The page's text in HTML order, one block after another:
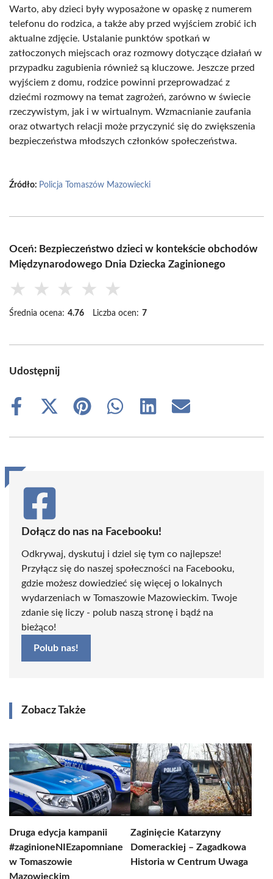
Warto, aby dzieci były wyposażone w opaskę z numerem
telefonu do rodzica, a także aby przed wyjściem zrobić ich
aktualne zdjęcie. Ustalanie punktów spotkań w
zatłoczonych miejscach oraz rozmowy dotyczące działań w
przypadku zagubienia również są kluczowe. Jeszcze przed
wyjściem z domu, rodzice powinni przeprowadzać z
dziećmi rozmowy na temat zagrożeń, zarówno w świecie
rzeczywistym, jak i w wirtualnym. Wzmacnianie zaufania
oraz otwartych relacji może przyczynić się do zwiększenia
bezpieczeństwa młodszych członków społeczeństwa.
Źródło: Policja Tomaszów Mazowiecki
Oceń: Bezpieczeństwo dzieci w kontekście obchodów
Międzynarodowego Dnia Dziecka Zaginionego
★ ★ ★ ★ ★
Średnia ocena: 4.76 Liczba ocen: 7
Udostępnij
Share
Share
(Twitter)
Share
Share
Share
Share
Dołącz do nas na Facebooku!
Odkrywaj, dyskutuj i dziel się tym co najlepsze!
Przyłącz się do naszej społeczności na Facebooku,
gdzie możesz dowiedzieć się więcej o lokalnych
wydarzeniach w Tomaszowie Mazowieckim. Twoje
zdanie się liczy - polub naszą stronę i bądź na
bieżąco!
Polub nas!
Zobacz Także
Druga edycja kampanii
#zaginioneNIEzapomniane
w Tomaszowie
Mazowieckim
Zaginięcie Katarzyny
Domerackiej – Zagadkowa
Historia w Centrum Uwaga